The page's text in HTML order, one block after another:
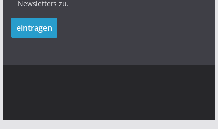
Newsletters zu.